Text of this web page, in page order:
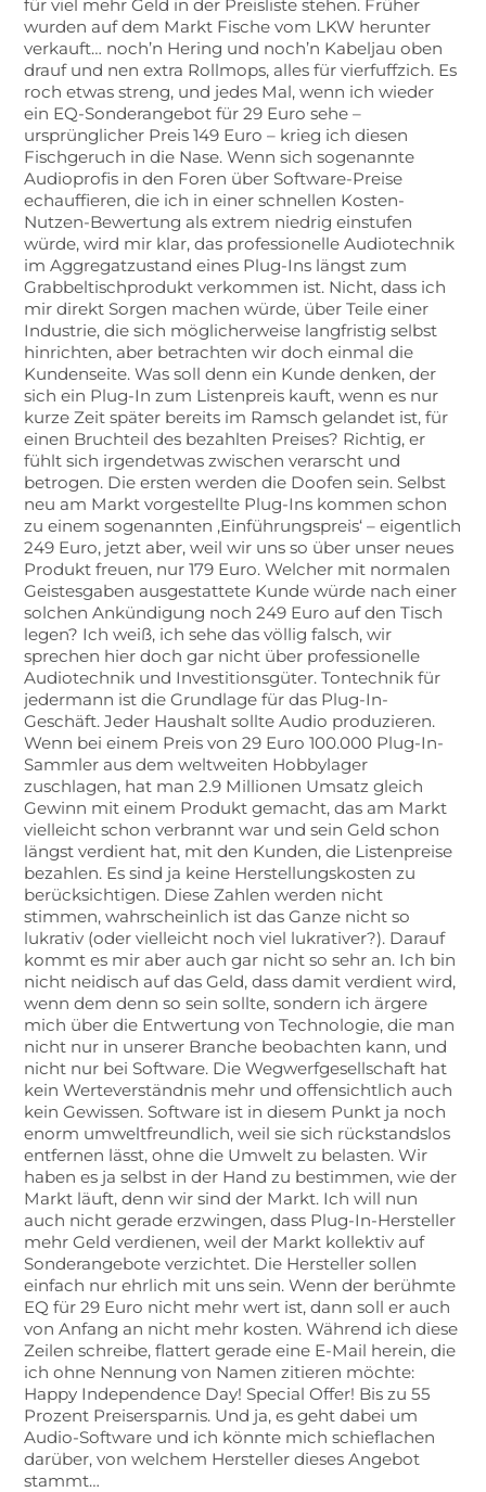
für viel mehr Geld in der Preisliste stehen. Früher
wurden auf dem Markt Fische vom LKW herunter
verkauft… noch’n Hering und noch’n Kabeljau oben
drauf und nen extra Rollmops, alles für vierfuffzich. Es
roch etwas streng, und jedes Mal, wenn ich wieder
ein EQ-Sonderangebot für 29 Euro sehe –
ursprünglicher Preis 149 Euro – krieg ich diesen
Fischgeruch in die Nase. Wenn sich sogenannte
Audioprofis in den Foren über Software-Preise
echauffieren, die ich in einer schnellen Kosten-
Nutzen-Bewertung als extrem niedrig einstufen
würde, wird mir klar, das professionelle Audiotechnik
im Aggregatzustand eines Plug-Ins längst zum
Grabbeltischprodukt verkommen ist. Nicht, dass ich
mir direkt Sorgen machen würde, über Teile einer
Industrie, die sich möglicherweise langfristig selbst
hinrichten, aber betrachten wir doch einmal die
Kundenseite. Was soll denn ein Kunde denken, der
sich ein Plug-In zum Listenpreis kauft, wenn es nur
kurze Zeit später bereits im Ramsch gelandet ist, für
einen Bruchteil des bezahlten Preises? Richtig, er
fühlt sich irgendetwas zwischen verarscht und
betrogen. Die ersten werden die Doofen sein. Selbst
neu am Markt vorgestellte Plug-Ins kommen schon
zu einem sogenannten ‚Einführungspreis‘ – eigentlich
249 Euro, jetzt aber, weil wir uns so über unser neues
Produkt freuen, nur 179 Euro. Welcher mit normalen
Geistesgaben ausgestattete Kunde würde nach einer
solchen Ankündigung noch 249 Euro auf den Tisch
legen? Ich weiß, ich sehe das völlig falsch, wir
sprechen hier doch gar nicht über professionelle
Audiotechnik und Investitionsgüter. Tontechnik für
jedermann ist die Grundlage für das Plug-In-
Geschäft. Jeder Haushalt sollte Audio produzieren.
Wenn bei einem Preis von 29 Euro 100.000 Plug-In-
Sammler aus dem weltweiten Hobbylager
zuschlagen, hat man 2.9 Millionen Umsatz gleich
Gewinn mit einem Produkt gemacht, das am Markt
vielleicht schon verbrannt war und sein Geld schon
längst verdient hat, mit den Kunden, die Listenpreise
bezahlen. Es sind ja keine Herstellungskosten zu
berücksichtigen. Diese Zahlen werden nicht
stimmen, wahrscheinlich ist das Ganze nicht so
lukrativ (oder vielleicht noch viel lukrativer?). Darauf
kommt es mir aber auch gar nicht so sehr an. Ich bin
nicht neidisch auf das Geld, dass damit verdient wird,
wenn dem denn so sein sollte, sondern ich ärgere
mich über die Entwertung von Technologie, die man
nicht nur in unserer Branche beobachten kann, und
nicht nur bei Software. Die Wegwerfgesellschaft hat
kein Werteverständnis mehr und offensichtlich auch
kein Gewissen. Software ist in diesem Punkt ja noch
enorm umweltfreundlich, weil sie sich rückstandslos
entfernen lässt, ohne die Umwelt zu belasten. Wir
haben es ja selbst in der Hand zu bestimmen, wie der
Markt läuft, denn wir sind der Markt. Ich will nun
auch nicht gerade erzwingen, dass Plug-In-Hersteller
mehr Geld verdienen, weil der Markt kollektiv auf
Sonderangebote verzichtet. Die Hersteller sollen
einfach nur ehrlich mit uns sein. Wenn der berühmte
EQ für 29 Euro nicht mehr wert ist, dann soll er auch
von Anfang an nicht mehr kosten. Während ich diese
Zeilen schreibe, flattert gerade eine E-Mail herein, die
ich ohne Nennung von Namen zitieren möchte:
Happy Independence Day! Special Offer! Bis zu 55
Prozent Preisersparnis. Und ja, es geht dabei um
Audio-Software und ich könnte mich schieflachen
darüber, von welchem Hersteller dieses Angebot
stammt…